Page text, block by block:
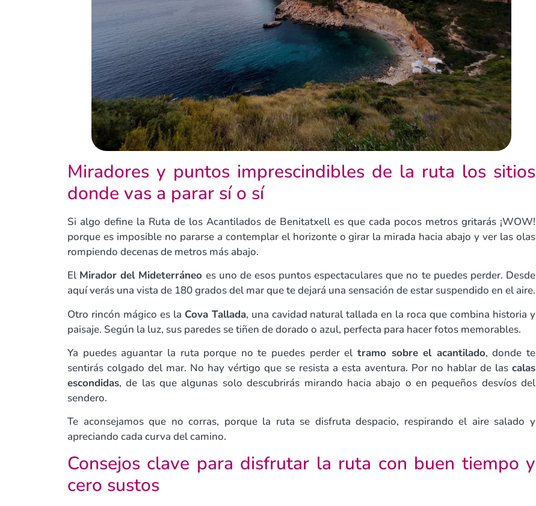
Miradores y puntos imprescindibles de la ruta los sitios
donde vas a parar sí o sí
Si algo define la Ruta de los Acantilados de Benitatxell es que cada pocos metros gritarás ¡WOW!
porque es imposible no pararse a contemplar el horizonte o girar la mirada hacia abajo y ver las olas
rompiendo decenas de metros más abajo.
El Mirador del Mideterráneo es uno de esos puntos espectaculares que no te puedes perder. Desde
aquí verás una vista de 180 grados del mar que te dejará una sensación de estar suspendido en el aire.
Otro rincón mágico es la Cova Tallada, una cavidad natural tallada en la roca que combina historia y
paisaje. Según la luz, sus paredes se tiñen de dorado o azul, perfecta para hacer fotos memorables.
Ya puedes aguantar la ruta porque no te puedes perder el tramo sobre el acantilado, donde te
sentirás colgado del mar. No hay vértigo que se resista a esta aventura. Por no hablar de las calas
escondidas, de las que algunas solo descubrirás mirando hacia abajo o en pequeños desvíos del
sendero.
Te aconsejamos que no corras, porque la ruta se disfruta despacio, respirando el aire salado y
apreciando cada curva del camino.
Consejos clave para disfrutar la ruta con buen tiempo y
cero sustos